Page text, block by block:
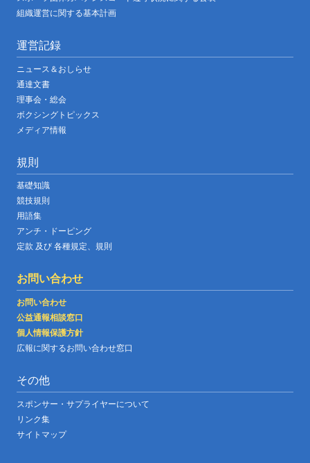
組織運営に関する基本計画
運営記録
ニュース＆おしらせ
通達文書
理事会・総会
ボクシングトピックス
メディア情報
規則
基礎知識
競技規則
用語集
アンチ・ドーピング
定款 及び 各種規定、規則
お問い合わせ
お問い合わせ
公益通報相談窓口
個人情報保護方針
広報に関するお問い合わせ窓口
その他
スポンサー・サプライヤーについて
リンク集
サイトマップ